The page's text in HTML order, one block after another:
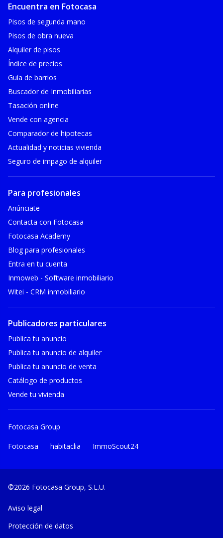
Encuentra en Fotocasa
Pisos de segunda mano
Pisos de obra nueva
Alquiler de pisos
Índice de precios
Guía de barrios
Buscador de Inmobiliarias
Tasación online
Vende con agencia
Comparador de hipotecas
Actualidad y noticias vivienda
Seguro de impago de alquiler
Para profesionales
Anúnciate
Contacta con Fotocasa
Fotocasa Academy
Blog para profesionales
Entra en tu cuenta
Inmoweb - Software inmobiliario
Witei - CRM inmobiliario
Publicadores particulares
Publica tu anuncio
Publica tu anuncio de alquiler
Publica tu anuncio de venta
Catálogo de productos
Vende tu vivienda
Fotocasa Group
Fotocasa habitaclia ImmoScout24
©2026 Fotocasa Group, S.L.U.
Aviso legal
Protección de datos